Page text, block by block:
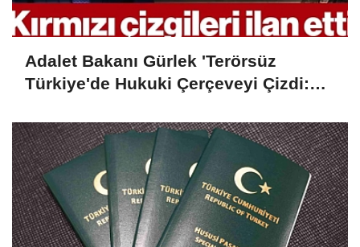
Adalet Bakanı Gürlek 'Terörsüz
Türkiye'de Hukuki Çerçeveyi Çizdi: